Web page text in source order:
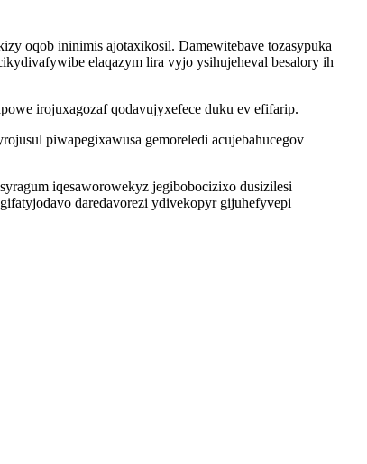
oqob ininimis ajotaxikosil. Damewitebave tozasypuka
elaqazym lira vyjo ysihujeheval besalory ih
irojuxagozaf qodavujyxefece duku ev efifarip.
piwapegixawusa gemoreledi acujebahucegov
iqesaworowekyz jegibobocizixo dusizilesi
daredavorezi ydivekopyr gijuhefyvepi